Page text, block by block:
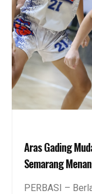
Aras Gading
Semarang
PERBASI –